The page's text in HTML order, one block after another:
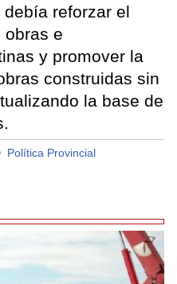
reforzar el
obras e
y promover la
construidas sin
la base de
Política Provincial